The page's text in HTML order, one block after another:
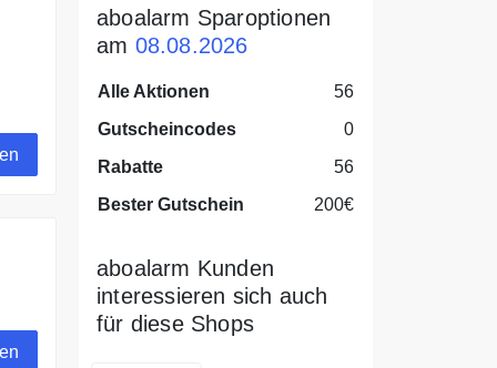
aboalarm Sparoptionen
am 08.08.2026
Alle Aktionen
56
Gutscheincodes
0
Rabatte
56
Bester Gutschein
200€
aboalarm Kunden
interessieren sich auch
für diese Shops